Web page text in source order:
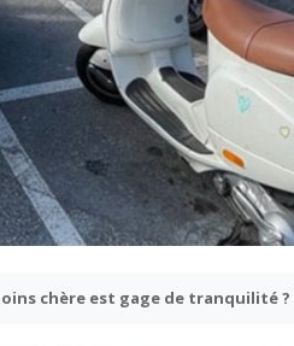
chère est gage de tranquilité ?